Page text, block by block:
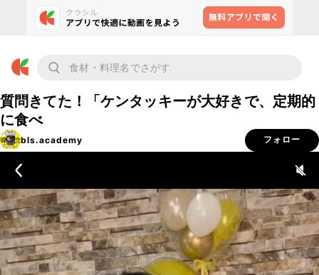
質問きてた！「ケンタッキーが大好きで、定期的
に食べ
bls.academy フォロー